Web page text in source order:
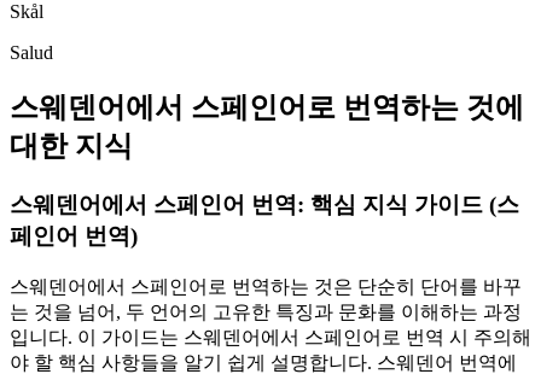
Skål
Salud
스웨덴어에서 스페인어로 번역하는 것에
대한 지식
스웨덴어에서 스페인어 번역: 핵심 지식 가이드 (스
페인어 번역)
스웨덴어에서 스페인어로 번역하는 것은 단순히 단어를 바꾸
는 것을 넘어, 두 언어의 고유한 특징과 문화를 이해하는 과정
입니다. 이 가이드는 스웨덴어에서 스페인어로 번역 시 주의해
야 할 핵심 사항들을 알기 쉽게 설명합니다. 스웨덴어 번역에